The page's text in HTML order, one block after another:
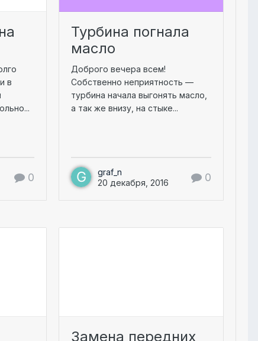
в
0
Турбина погнала
масло
Доброго вечера всем!
Собственно неприятность —
турбина начала выгонять масло,
а так же внизу, на стыке...
graf_n
20 декабря, 2016
0
Замена передних